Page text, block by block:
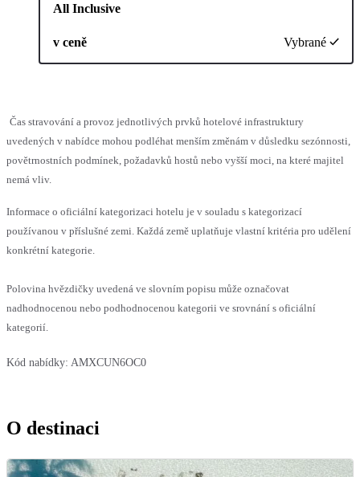
All Inclusive
v ceně Vybrané
Čas stravování a provoz jednotlivých prvků hotelové infrastruktury
uvedených v nabídce mohou podléhat menším změnám v důsledku sezónnosti,
povětrnostních podmínek, požadavků hostů nebo vyšší moci, na které majitel
nemá vliv.
Informace o oficiální kategorizaci hotelu je v souladu s kategorizací
používanou v příslušné zemi. Každá země uplatňuje vlastní kritéria pro udělení
konkrétní kategorie.
Polovina hvězdičky uvedená ve slovním popisu může označovat
nadhodnocenou nebo podhodnocenou kategorii ve srovnání s oficiální
kategorií.
Kód nabídky: AMXCUN6OC0
O destinaci